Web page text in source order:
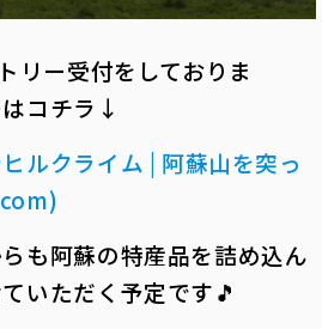
リー受付をしておりま
コチラ↓
ルクライム | 阿蘇山を突っ
も阿蘇の特産品を詰め込ん
いただく予定です🎵